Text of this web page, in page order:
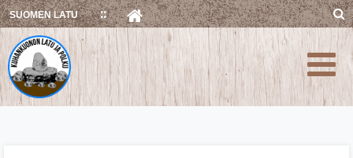
Skip
to
content
SUOMEN LATU